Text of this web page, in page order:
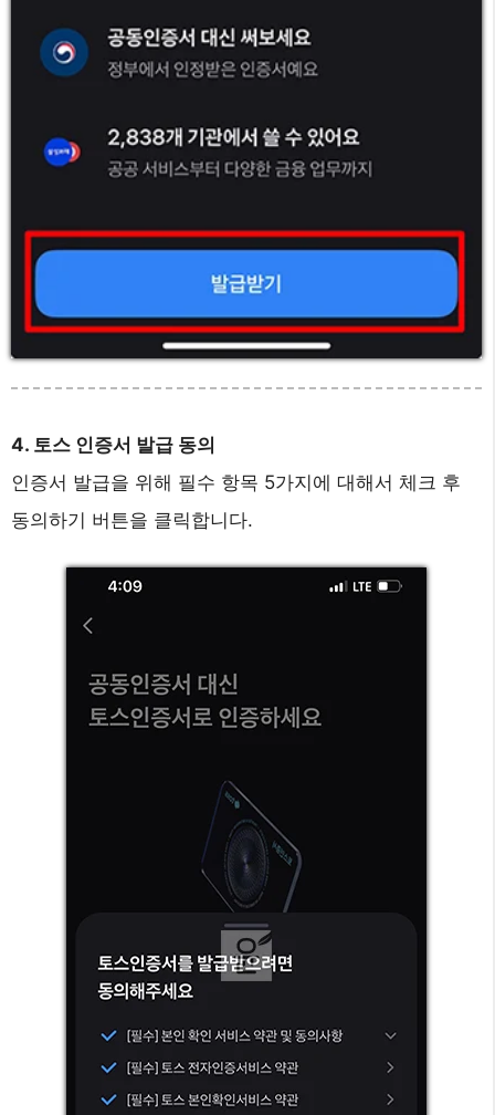
4. 토스 인증서 발급 동의
인증서 발급을 위해 필수 항목 5가지에 대해서 체크 후
동의하기 버튼을 클릭합니다.